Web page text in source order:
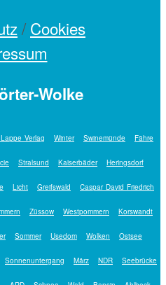
/ Cookies
Wolke
Verlag Winter Swinemünde Fähre
Stralsund Kaiserbäder Heringsdorf
Licht Greifswald Caspar David Friedrich
Züssow Westpommern Korswandt
Sommer Usedom Wolken Ostsee
Sonnenuntergang März NDR Seebrücke